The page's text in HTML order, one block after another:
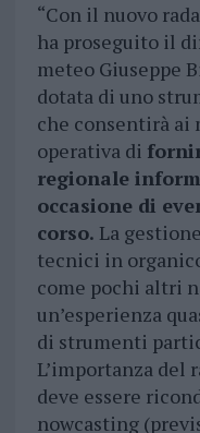
“Con il nuovo
ha proseguito il
meteo Giuseppe
dotata di uno
che consentirà ai
operativa di
regionale
occasione di
corso. La
tecnici in
come pochi altri
un’esperienza
di strumenti
L’importanza del
deve essere
nowcasting